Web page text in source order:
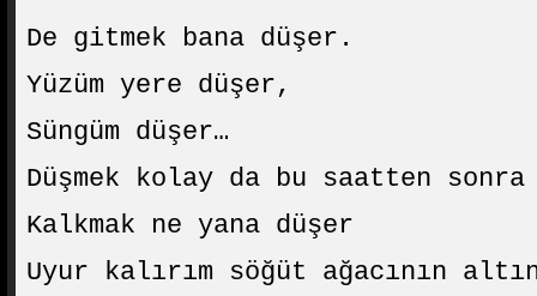
De gitmek bana düşer.
Yüzüm yere düşer,
Süngüm düşer…
Düşmek kolay da bu saatten sonra
Kalkmak ne yana düşer
Uyur kalırım söğüt ağacının